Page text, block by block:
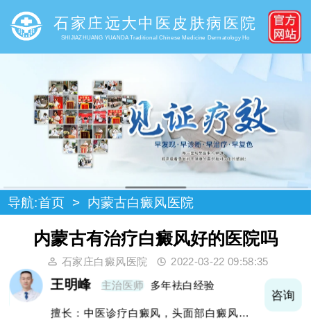
石家庄远大中医皮肤病医院
SHIJIAZHUANG YUANDA Traditional Chinese Medicine Dermatology Ho
导航:首页 > 内蒙古白癜风医院
内蒙古有治疗白癜风好的医院吗
石家庄白癜风医院 2022-03-22 09:58:35
王明峰 主治医师 多年袪白经验
擅长：中医诊疗白癜风，头面部白癜风，青
咨询